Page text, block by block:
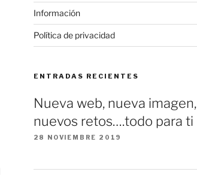
Información
Política de privacidad
ENTRADAS RECIENTES
Nueva web, nueva imagen,
nuevos retos….todo para ti
28 NOVIEMBRE 2019